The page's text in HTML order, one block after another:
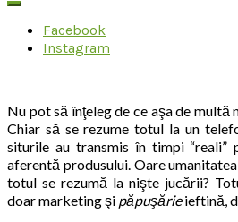
Facebook
Instagram
Nu pot să înţeleg de ce aşa de multă
Chiar să se rezume totul la un
siturile au transmis în timpi “reali”
aferentă produsului. Oare
totul se rezumă la nişte jucării?
doar marketing şi păpuşărieieftină,